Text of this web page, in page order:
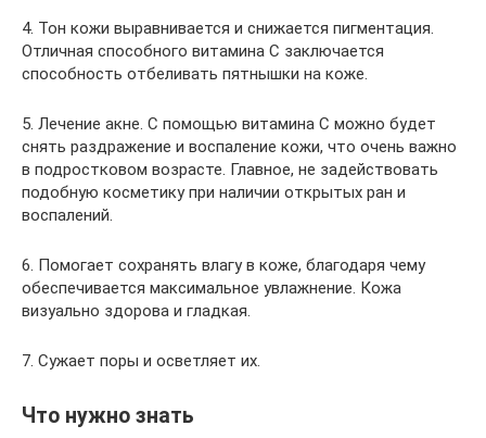
4. Тон кожи выравнивается и снижается пигментация.
Отличная способного витамина C заключается
способность отбеливать пятнышки на коже.
5. Лечение акне. С помощью витамина C можно будет
снять раздражение и воспаление кожи, что очень важно
в подростковом возрасте. Главное, не задействовать
подобную косметику при наличии открытых ран и
воспалений.
6. Помогает сохранять влагу в коже, благодаря чему
обеспечивается максимальное увлажнение. Кожа
визуально здорова и гладкая.
7. Сужает поры и осветляет их.
Что нужно знать